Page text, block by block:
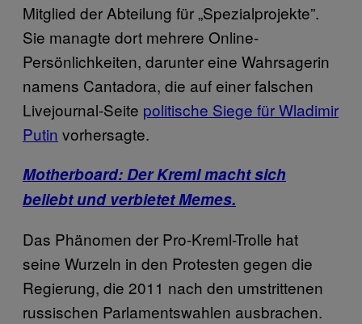
Mitglied der Abteilung für „Spezialprojekte”.
Sie managte dort mehrere Online-
Persönlichkeiten, darunter eine Wahrsagerin
namens Cantadora, die auf einer falschen
Livejournal-Seite politische Siege für Wladimir
Putin vorhersagte.
Motherboard: Der Kreml macht sich
beliebt und verbietet Memes.
Das Phänomen der Pro-Kreml-Trolle hat
seine Wurzeln in den Protesten gegen die
Regierung, die 2011 nach den umstrittenen
russischen Parlamentswahlen ausbrachen.